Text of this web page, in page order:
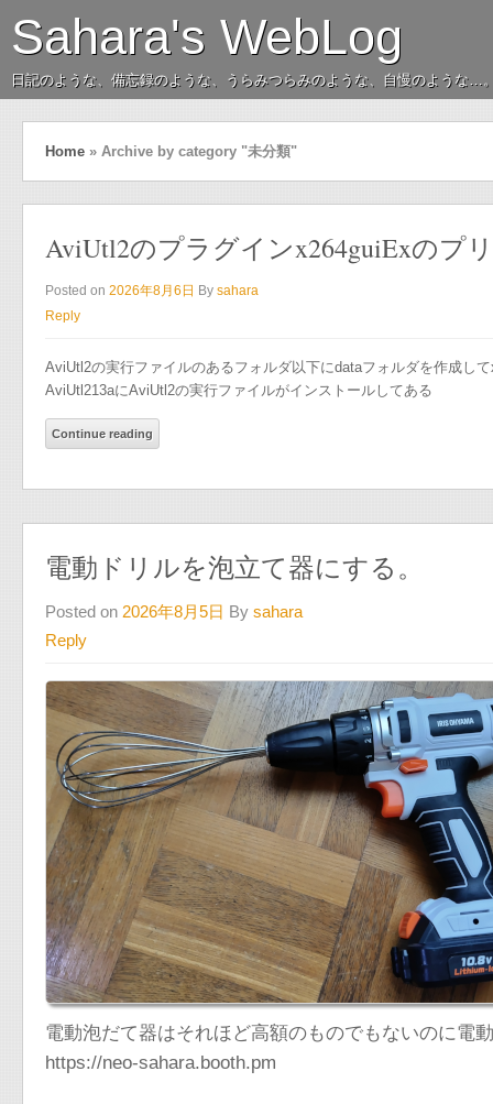
Sahara's WebLog
日記のような、備忘録のような、うらみつらみのような、自慢のような…
Home » Archive by category "未分類"
AviUtl2のプラグインx264guiExのプ
Posted on 2026年8月6日 By sahara
Reply
AviUtl2の実行ファイルのあるフォルダ以下にdataフォルダを作成し
AviUtl213aにAviUtl2の実行ファイルがインストールしてある
Continue reading
電動ドリルを泡立て器にする。
Posted on 2026年8月5日 By sahara
Reply
電動泡だて器はそれほど高額のものでもないのに電
https://neo-sahara.booth.pm